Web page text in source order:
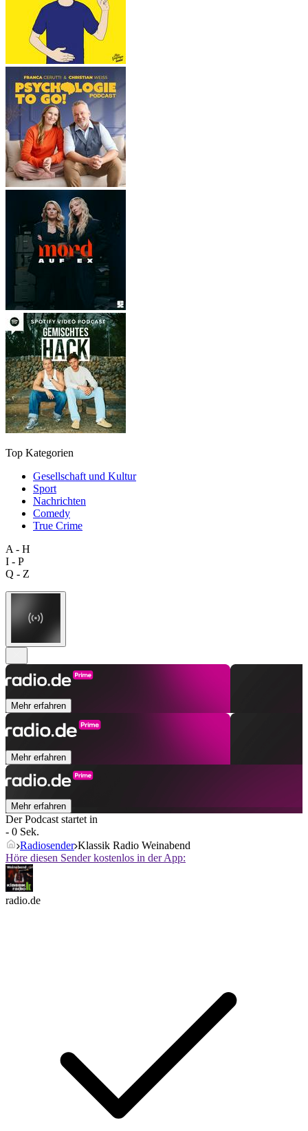
Top Kategorien
Gesellschaft und Kultur
Sport
Nachrichten
Comedy
True Crime
A - H
I - P
Q - Z
Mehr erfahren
Mehr erfahren
Mehr erfahren
Der Podcast startet in
- 0 Sek.
Radiosender Klassik Radio Weinabend
Höre diesen Sender kostenlos in der App:
radio.de